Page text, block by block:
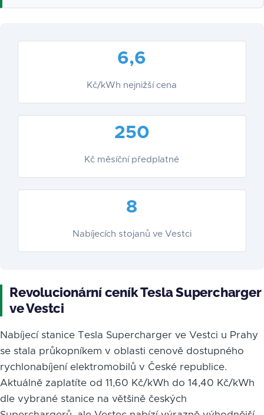
6,6
Kč/kWh nejnižší cena
250
Kč měsíční předplatné
8
Nabíjecích stojanů ve Vestci
Revolucionární ceník Tesla Supercharger
ve Vestci
Nabíjecí stanice Tesla Supercharger ve Vestci u Prahy
se stala průkopníkem v oblasti cenově dostupného
rychlonabíjení elektromobilů v České republice.
Aktuálně zaplatíte od 11,60 Kč/kWh do 14,40 Kč/kWh
dle vybrané stanice na většině českých